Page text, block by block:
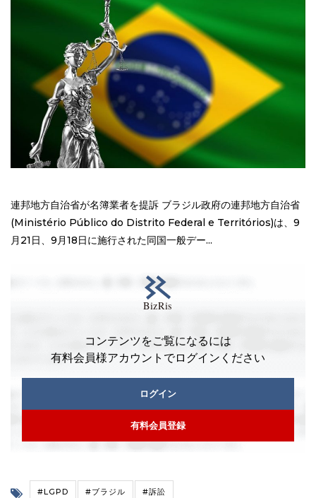
連邦地方自治省が名簿業者を提訴 ブラジル政府の連邦地方自治省
(Ministério Público do Distrito Federal e Territórios)は、9
月21日、9月18日に施行された同国一般デー...
コンテンツをご覧になるには
有料会員様アカウントでログインください
ログイン
有料会員登録
#LGPD #ブラジル #訴訟